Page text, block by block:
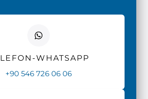
WHATSAPP
+90 546 726 06 06